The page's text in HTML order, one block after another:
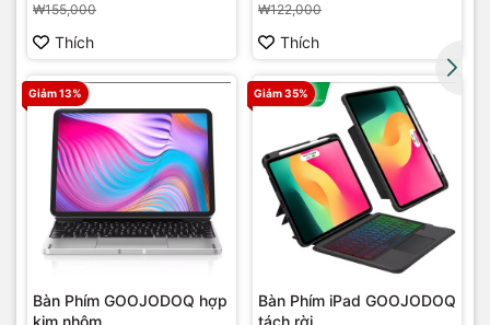
₩155,000
Thích
₩122,000
Thích
Giảm 13%
Bàn Phím GOOJODOQ hợp
Giảm 35%
Bàn Phím iPad GOOJODOQ